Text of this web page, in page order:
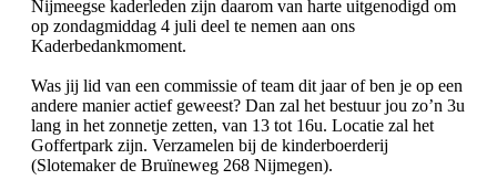
Nijmeegse kaderleden zijn daarom van harte uitgenodigd om
op zondagmiddag 4 juli deel te nemen aan ons
Kaderbedankmoment.
Was jij lid van een commissie of team dit jaar of ben je op een
andere manier actief geweest? Dan zal het bestuur jou zo’n 3u
lang in het zonnetje zetten, van 13 tot 16u. Locatie zal het
Goffertpark zijn. Verzamelen bij de kinderboerderij
(Slotemaker de Bruïneweg 268 Nijmegen).